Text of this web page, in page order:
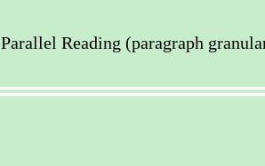
Reading (paragraph